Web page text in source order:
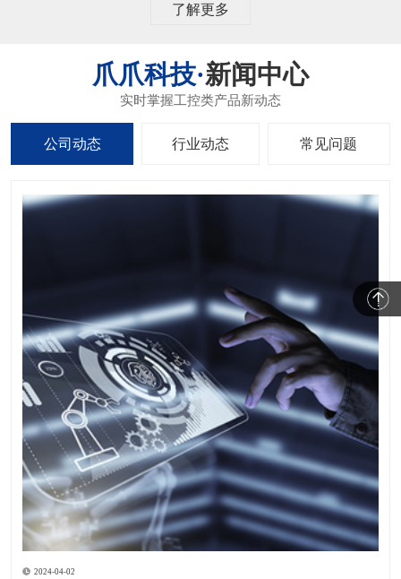
了解更多
新闻中心
公司动态 行业动态 常见问题
2024-04-02